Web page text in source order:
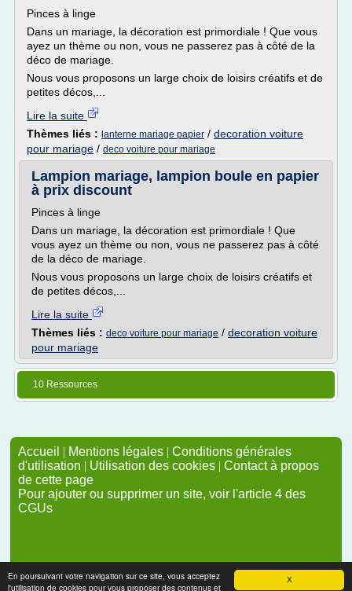
X
En poursuivant votre navigation sur ce site, vous acceptez
l'utilisation de cookies pour vous proposer des contenus et
Pinces à linge
Dans un mariage, la décoration est primordiale ! Que vous
ayez un thème ou non, vous ne passerez pas à côté de la
déco de mariage.
Nous vous proposons un large choix de loisirs créatifs et de
petites décos,...
Lire la suite
Thèmes liés : lanterne mariage papier / decoration voiture
pour mariage / deco voiture pour mariage
Lampion mariage, lampion boule en papier
à prix discount
Pinces à linge
Dans un mariage, la décoration est primordiale ! Que
vous ayez un thème ou non, vous ne passerez pas à côté
de la déco de mariage.
Nous vous proposons un large choix de loisirs créatifs et
de petites décos,...
Lire la suite
Thèmes liés : deco voiture pour mariage / decoration voiture
pour mariage
10 Ressources
Accueil | Mentions légales | Conditions générales
d'utilisation | Utilisation des cookies | Contact à propos
de cette page
Pour ajouter ou supprimer un site, voir l'article 4 des
CGUs